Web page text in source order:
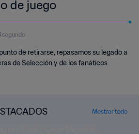
de juego
de retirarse, repasamos su legado a
de Selección y de los fanáticos
Mostrar todo